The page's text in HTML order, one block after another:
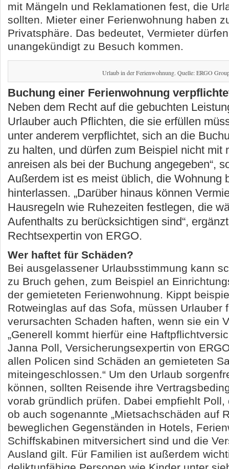
mit Mängeln und Reklamationen fest, die
sollten. Mieter einer Ferienwohnung haben
Privatsphäre. Das bedeutet, Vermieter
unangekündigt zu Besuch kommen.
Urlaub in der Ferienwohnung. Quelle: ERGO
Buchung einer Ferienwohnung
Neben dem Recht auf die gebuchten
Urlauber auch Pflichten, die sie erfüllen
unter anderem verpflichtet, sich an die
zu halten, und dürfen zum Beispiel nicht mit
anreisen als bei der Buchung angegeben“,
Außerdem ist es meist üblich, die Wohnung
hinterlassen. „Darüber hinaus können
Hausregeln wie Ruhezeiten festlegen, die
Aufenthalts zu berücksichtigen sind“,
Rechtsexpertin von ERGO.
Wer haftet für Schäden?
Bei ausgelassener Urlaubsstimmung kann
zu Bruch gehen, zum Beispiel an
der gemieteten Ferienwohnung. Kippt
Rotweinglas auf das Sofa, müssen Urlauber
verursachten Schaden haften, wenn sie ein
„Generell kommt hierfür eine
Janna Poll, Versicherungsexpertin von
allen Policen sind Schäden an gemieteten
miteingeschlossen.“ Um den Urlaub
können, sollten Reisende ihre
vorab gründlich prüfen. Dabei empfiehlt
ob auch sogenannte „Mietsachschäden auf
beweglichen Gegenständen in Hotels,
Schiffskabinen mitversichert sind und die
Ausland gilt. Für Familien ist außerdem